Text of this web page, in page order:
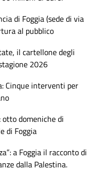
di Foggia (sede di via
al pubblico
il cartellone degli
2026
Cinque interventi per
domeniche di
di Foggia
a Foggia il racconto di
dalla Palestina.